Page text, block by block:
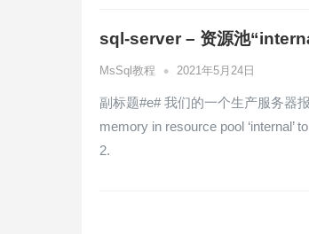
sql-server – 资源池
MsSql教程 • 2021年5月24日
副标题#e# 我们的一个生产服务器
memory in resource pool
2.